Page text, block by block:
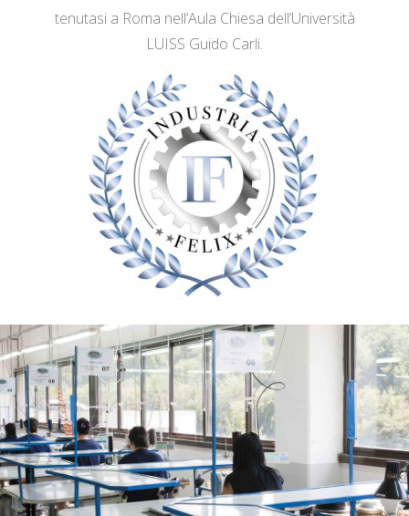
tenutasi a Roma nell’Aula Chiesa dell’Università
LUISS Guido Carli.